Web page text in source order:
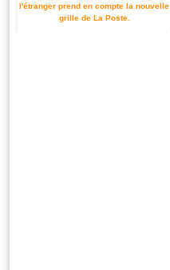
l'étranger prend en compte la nouvelle
grille de La Poste.